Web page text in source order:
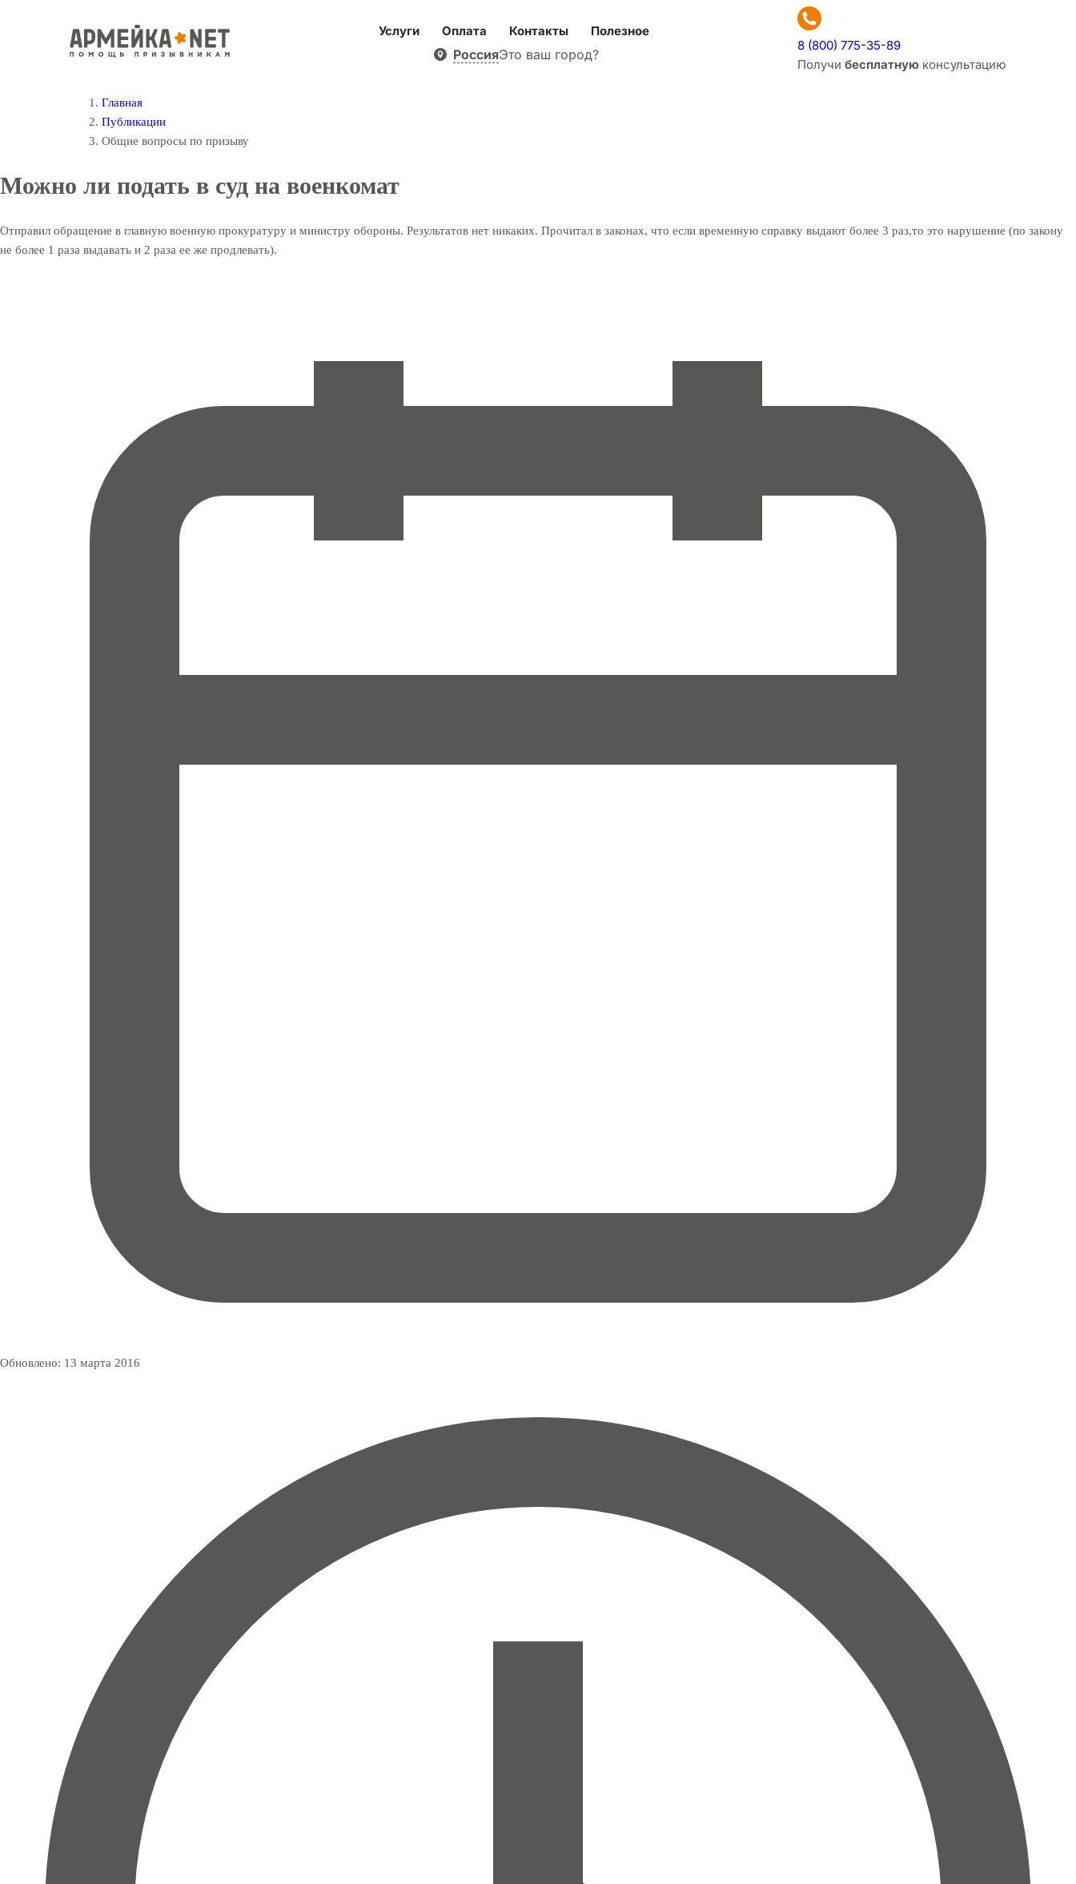
Услуги Оплата Контакты Полезное
РоссияЭто ваш город?
8 (800) 775-35-89
Получи бесплатную консультацию
Главная
Публикации
Общие вопросы по призыву
Можно ли подать в суд на военкомат
Отправил обращение в главную военную прокуратуру и министру обороны. Результатов нет никаких. Прочитал в законах, что если временную справку выдают более 3 раз,то это нарушение (по закону
не более 1 раза выдавать и 2 раза ее же продлевать).
Обновлено: 13 марта 2016